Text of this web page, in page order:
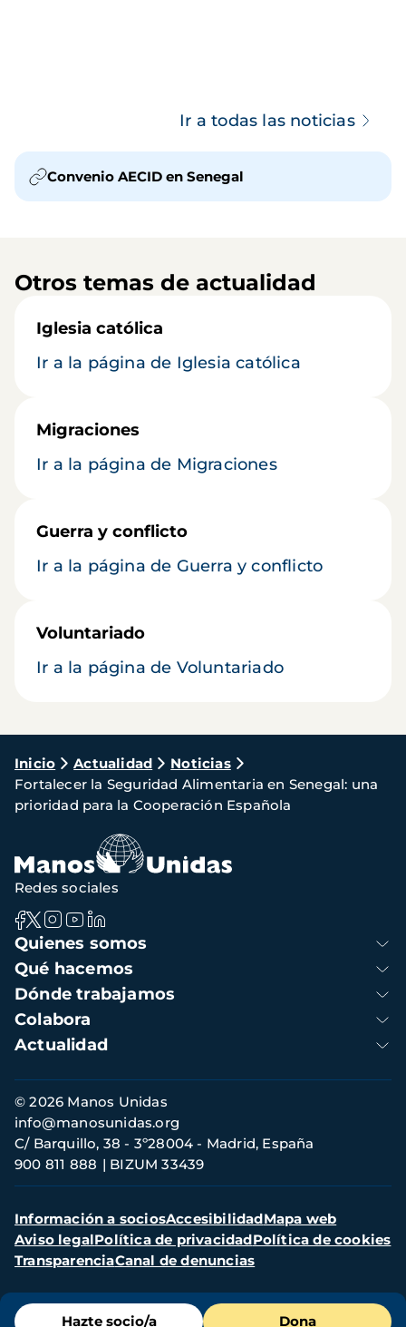
Ir a todas las noticias
Convenio AECID en Senegal
Otros temas de actualidad
Iglesia católica
Ir a la página de Iglesia católica
Migraciones
Ir a la página de Migraciones
Guerra y conflicto
Ir a la página de Guerra y conflicto
Voluntariado
Ir a la página de Voluntariado
Ruta
de
navegación
Inicio Actualidad
Noticias
Fortalecer la Seguridad Alimentaria en Senegal: una
prioridad para la Cooperación Española
Menú
Hazte socio/a Dona
Navegación
principal
Quienes somos
Qué hacemos
Dónde trabajamos
Colabora
Actualidad
Redes sociales
Información
de
contacto
© 2026 Manos Unidas
C/ Barquillo, 38 - 3º28004 - Madrid, España
900 811 888
BIZUM 33439
info@manosunidas.org
Menú
secundario
Información a sociosAccesibilidadMapa web
Aviso legalPolítica de privacidadPolítica de cookies
TransparenciaCanal de denuncias